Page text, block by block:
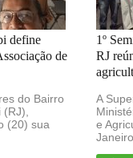
define
de
do Bairro
(20) sua
1º
RJ
A
e